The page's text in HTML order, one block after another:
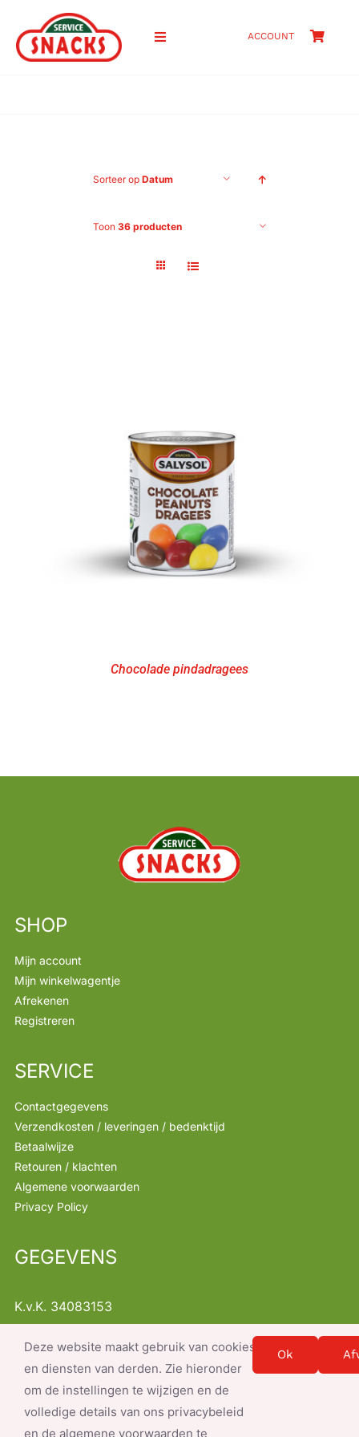
naar
inhoud
Toggle
ACCOUNT
Sorteer op Datum
Toon 36 producten
Chocolade pindadragees
SHOP
Mijn account
Mijn winkelwagentje
Afrekenen
Registreren
SERVICE
Contactgegevens
Verzendkosten / leveringen / bedenktijd
Betaalwijze
Retouren / klachten
Algemene voorwaarden
Privacy Policy
GEGEVENS
K.v.K. 34083153
B.T.W. NL001368522B47
info@servicesnacks.nl
© Copyright 2026- document.write(new Date().getFullYear()); |
Deze website maakt gebruik van cookies
en diensten van derden. Zie hieronder
om de instellingen te wijzigen en de
volledige details van ons privacybeleid
en de algemene voorwaarden te
Instellingen
Ok